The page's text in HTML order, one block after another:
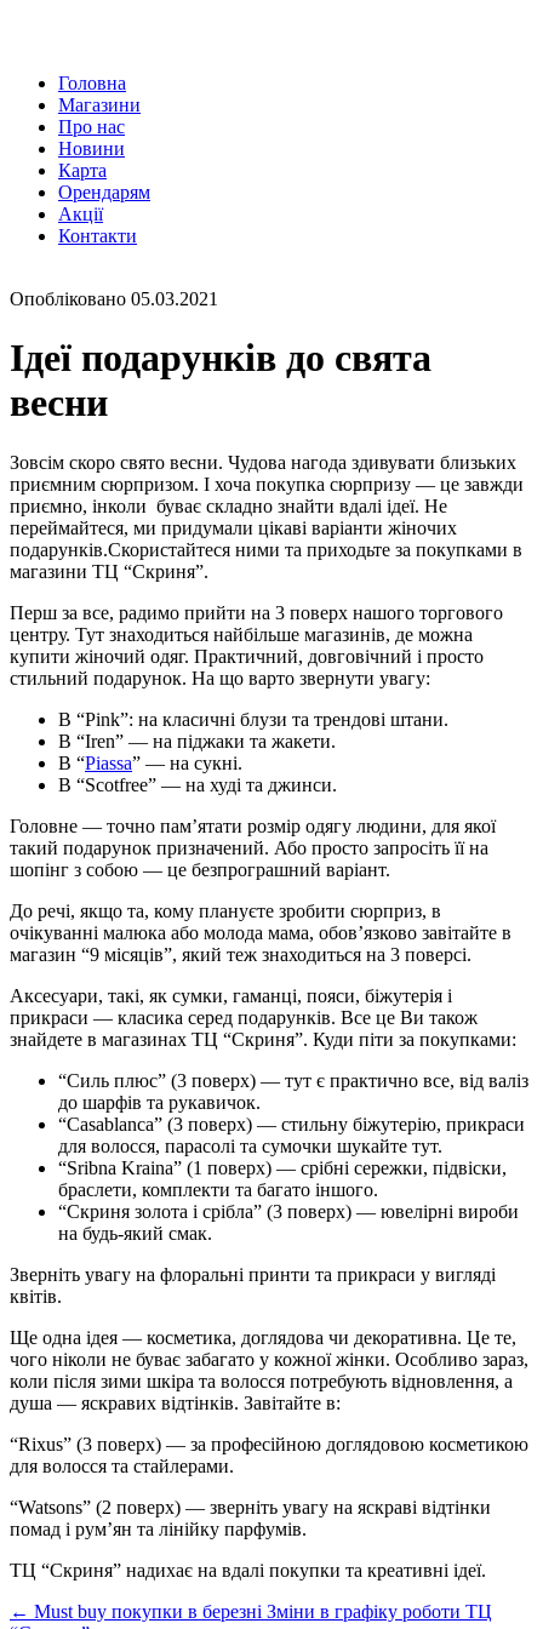
Головна
Магазини
Про нас
Новини
Карта
Орендарям
Акції
Контакти
Опобліковано 05.03.2021
Ідеї подарунків до свята
весни
Зовсім скоро свято весни. Чудова нагода здивувати близьких
приємним сюрпризом. І хоча покупка сюрпризу — це завжди
приємно, інколи буває складно знайти вдалі ідеї. Не
переймайтеся, ми придумали цікаві варіанти жіночих
подарунків.Скористайтеся ними та приходьте за покупками в
магазини ТЦ “Скриня”.
Перш за все, радимо прийти на 3 поверх нашого торгового
центру. Тут знаходиться найбільше магазинів, де можна
купити жіночий одяг. Практичний, довговічний і просто
стильний подарунок. На що варто звернути увагу:
В “Pink”: на класичні блузи та трендові штани.
В “Iren” — на піджаки та жакети.
В “Piassa” — на сукні.
В “Scotfree” — на худі та джинси.
Головне — точно пам’ятати розмір одягу людини, для якої
такий подарунок призначений. Або просто запросіть її на
шопінг з собою — це безпрограшний варіант.
До речі, якщо та, кому плануєте зробити сюрприз, в
очікуванні малюка або молода мама, обов’язково завітайте в
магазин “9 місяців”, який теж знаходиться на 3 поверсі.
Аксесуари, такі, як сумки, гаманці, пояси, біжутерія і
прикраси — класика серед подарунків. Все це Ви також
знайдете в магазинах ТЦ “Скриня”. Куди піти за покупками:
“Силь плюс” (3 поверх) — тут є практично все, від валіз
до шарфів та рукавичок.
“Casablanca” (3 поверх) — стильну біжутерію, прикраси
для волосся, парасолі та сумочки шукайте тут.
“Sribna Kraina” (1 поверх) — срібні сережки, підвіски,
браслети, комплекти та багато іншого.
“Скриня золота і срібла” (3 поверх) — ювелірні вироби
на будь-який смак.
Зверніть увагу на флоральні принти та прикраси у вигляді
квітів.
Ще одна ідея — косметика, доглядова чи декоративна. Це те,
чого ніколи не буває забагато у кожної жінки. Особливо зараз,
коли після зими шкіра та волосся потребують відновлення, а
душа — яскравих відтінків. Завітайте в:
“Rixus” (3 поверх) — за професійною доглядовою косметикою
для волосся та стайлерами.
“Watsons” (2 поверх) — зверніть увагу на яскраві відтінки
помад і рум’ян та лінійку парфумів.
ТЦ “Скриня” надихає на вдалі покупки та креативні ідеї.
← Must buy покупки в березні Зміни в графіку роботи ТЦ